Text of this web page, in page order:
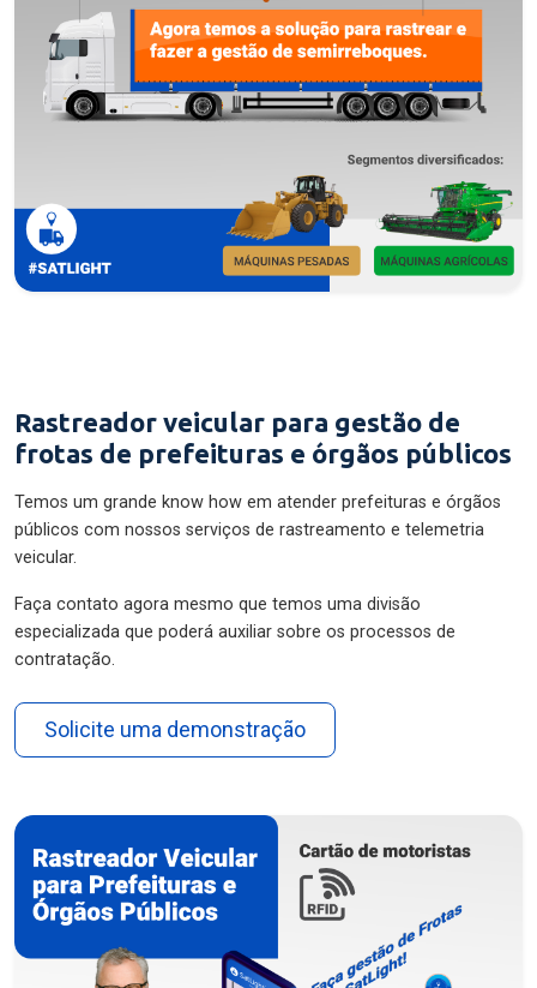
Rastreador veicular para gestão de
frotas de prefeituras e órgãos públicos
Temos um grande know how em atender prefeituras e órgãos
públicos com nossos serviços de rastreamento e telemetria
veicular.
Faça contato agora mesmo que temos uma divisão
especializada que poderá auxiliar sobre os processos de
contratação.
Solicite uma demonstração